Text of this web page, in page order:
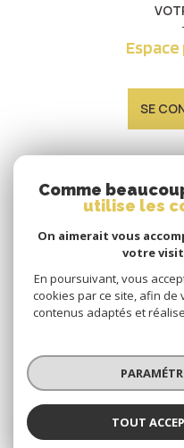
JACQUES
SE
Nous
Nos honoraires
Admin
Réalisé par :
Comme
utilise les
On aimerait vous
votre
En poursuivant, vous
cookies par ce site, afin de
contenus adaptés et
TOUT